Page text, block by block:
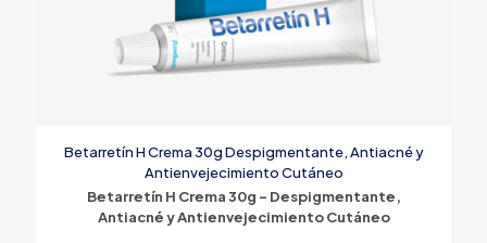
Betarretín H Crema 30g Despigmentante, Antiacné y
Antienvejecimiento Cutáneo
Betarretín H Crema 30g – Despigmentante,
Antiacné y Antienvejecimiento Cutáneo